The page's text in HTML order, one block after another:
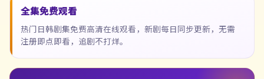
全集免费观看
热门日韩剧集免费高清在线观看，新剧每日同步更新，无需
注册即点即看，追剧不打烊。